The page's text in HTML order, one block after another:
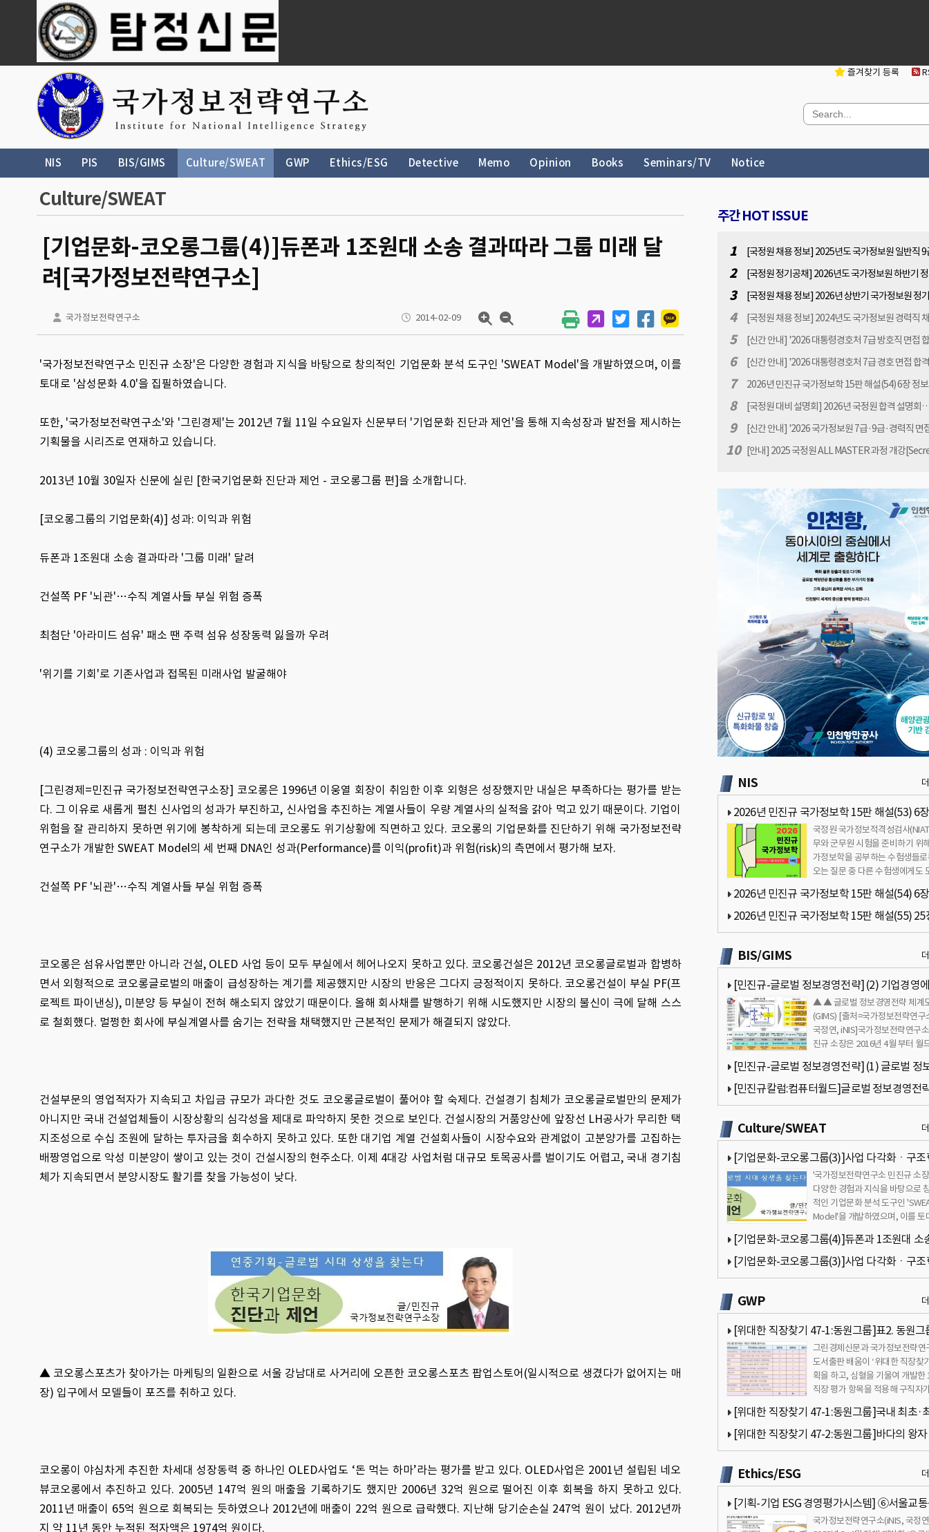
즐겨찾기 등록
NIS PIS BIS/GIMS Culture/SWEAT GWP Ethics/ESG Detective Memo Opinion Books Seminars/TV Notice
Culture/SWEAT
[기업문화-코오롱그룹(4)]듀폰과 1조원대 소송 결과따라 그룹 미래 달
려[국가정보전략연구소]
국가정보전략연구소 2014-02-09
'국가정보전략연구소 민진규 소장'은 다양한 경험과 지식을 바탕으로 창의적인 기업문화 분석 도구인 'SWEAT Model'을 개발하였으며, 이를
토대로 '삼성문화 4.0'을 집필하였습니다.
또한, '국가정보전략연구소'와 '그린경제'는 2012년 7월 11일 수요일자 신문부터 '기업문화 진단과 제언'을 통해 지속성장과 발전을 제시하는
기획물을 시리즈로 연재하고 있습니다.
2013년 10월 30일자 신문에 실린 [한국기업문화 진단과 제언 - 코오롱그룹 편]을 소개합니다.
[코오롱그룹의 기업문화(4)] 성과: 이익과 위험
듀폰과 1조원대 소송 결과따라 '그룹 미래' 달려
건설쪽 PF '뇌관'…수직 계열사들 부실 위험 증폭
최첨단 '아라미드 섬유' 패소 땐 주력 섬유 성장동력 잃을까 우려
'위기를 기회'로 기존사업과 접목된 미래사업 발굴해야
(4) 코오롱그룹의 성과 : 이익과 위험
[그린경제=민진규 국가정보전략연구소장] 코오롱은 1996년 이웅열 회장이 취임한 이후 외형은 성장했지만 내실은 부족하다는 평가를 받는
다. 그 이유로 새롭게 펼친 신사업의 성과가 부진하고, 신사업을 추진하는 계열사들이 우량 계열사의 실적을 갉아 먹고 있기 때문이다. 기업이
위험을 잘 관리하지 못하면 위기에 봉착하게 되는데 코오롱도 위기상황에 직면하고 있다. 코오롱의 기업문화를 진단하기 위해 국가정보전략
연구소가 개발한 SWEAT Model의 세 번째 DNA인 성과(Performance)를 이익(profit)과 위험(risk)의 측면에서 평가해 보자.
건설쪽 PF '뇌관'…수직 계열사들 부실 위험 증폭
코오롱은 섬유사업뿐만 아니라 건설, OLED 사업 등이 모두 부실에서 헤어나오지 못하고 있다. 코오롱건설은 2012년 코오롱글로벌과 합병하
면서 외형적으로 코오롱글로벌의 매출이 급성장하는 계기를 제공했지만 시장의 반응은 그다지 긍정적이지 못하다. 코오롱건설이 부실 PF(프
로젝트 파이낸싱), 미분양 등 부실이 전혀 해소되지 않았기 때문이다. 올해 회사채를 발행하기 위해 시도했지만 시장의 불신이 극에 달해 스스
로 철회했다. 멀쩡한 회사에 부실계열사를 숨기는 전략을 채택했지만 근본적인 문제가 해결되지 않았다.
건설부문의 영업적자가 지속되고 차입금 규모가 과다한 것도 코오롱글로벌이 풀어야 할 숙제다. 건설경기 침체가 코오롱글로벌만의 문제가
아니지만 국내 건설업체들이 시장상황의 심각성을 제대로 파악하지 못한 것으로 보인다. 건설시장의 거품양산에 앞장선 LH공사가 무리한 택
지조성으로 수십 조원에 달하는 투자금을 회수하지 못하고 있다. 또한 대기업 계열 건설회사들이 시장수요와 관계없이 고분양가를 고집하는
배짱영업으로 악성 미분양이 쌓이고 있는 것이 건설시장의 현주소다. 이제 4대강 사업처럼 대규모 토목공사를 벌이기도 어렵고, 국내 경기침
체가 지속되면서 분양시장도 활기를 찾을 가능성이 낮다.
▲ 코오롱스포츠가 찾아가는 마케팅의 일환으로 서울 강남대로 사거리에 오픈한 코오롱스포츠 팝업스토어(일시적으로 생겼다가 없어지는 매
장) 입구에서 모델들이 포즈를 취하고 있다.
코오롱이 야심차게 추진한 차세대 성장동력 중 하나인 OLED사업도 ‘돈 먹는 하마’라는 평가를 받고 있다. OLED사업은 2001년 설립된 네오
뷰코오롱에서 추진하고 있다. 2005년 147억 원의 매출을 기록하기도 했지만 2006년 32억 원으로 떨어진 이후 회복을 하지 못하고 있다.
2011년 매출이 65억 원으로 회복되는 듯하였으나 2012년에 매출이 22억 원으로 급락했다. 지난해 당기순손실 247억 원이 났다. 2012년까
지 약 11년 동안 누적된 적자액은 1974억 원이다.
주간 HOT ISSUE
1
[국정원 채용 정보] 2025년도 국가정보원 일반직 9
용 공고[2025.11.7(금) 14:00 ~ 11.28(금) 14:00]
2
[국정원 정기공채] 2026년도 국가정보원 하반기
채 사전 공고문(원서접수 : 2026.07.13(월). 10:00 ~
3
[국정원 채용 정보] 2026년 상반기 국가정보원 정
공고[원서접수 : 2026.1.12(월) 10:00 ~ 1.30(금)
4
[국정원 채용 정보] 2024년도 국가정보원 경력직
고
5
[신간 안내] '2026 대통령경호처 7급 방호직 면접
이드북 -대통령경호처 면접 완벽 대비' 책 표지 안
6
[신간 안내] '2026 대통령경호처 7급 경호 면접 합
드북 -대통령경호처 면접 완벽 대비' 책 표지 안내
7
2026년 민진규 국가정보학 15판 해설(54) 6장 정
서 생산과 배포 관련 질문
8
[국정원 대비 설명회] 2026년 국정원 합격 설명회
년 07월31일(금) 18:00
9
[신간 안내] '2026 국가정보원 7급·9급·경력직 면
가이드북 - 국정원 면접 완벽 대비' 소개
10 [안내] 2025 국정원 ALL MASTER 과정 개강
NIS
2026년 민진규 국가정보학 15판 해설(53) 6
보보고서 생산과 배포 관련 질문
국정원 국가정보적격성검사
무와 군무원 시험을 준비하기 위
가정보학을 공부하는 수험생들
오는 질문 중 다른 수험생에게도
…
2026년 민진규 국가정보학 15판 해설(54) 6
보보고서 생산과 배포 관련 질문
2026년 민진규 국가정보학 15판 해설(55) 25
BIS/GIMS
[민진규-글로벌 정보경영전략] (2) 기업경영
정보가 필수적으로 요구되는 이유
▲ ▲ 글로벌 정보경영전략 체계
(GIMS) [출처=국가정보전략연구
국정연, iNIS]국가정보전략연구
진규 소장은 2016년 4월 부터 월
[민진규-글로벌 정보경영전략] (1) 글로벌 정
영전략(GIMS)이란 무엇인가?
[민진규칼럼:컴퓨터월드]글로벌 정보경영전
략연구소]
Culture/SWEAT
[기업문화-코오롱그룹(3)]사업 다각화ㆍ구조
진행중…성과는 미진[국가정보전략연구소]
'국가정보전략연구소 민진규 소
다양한 경험과 지식을 바탕으로
적인 기업문화 분석 도구인
Model'을 개발하였으며, 이를 토
[기업문화-코오롱그룹(4)]듀폰과 1조원대 소
과따라 그룹 미래 달려[국가정보전략연구소]
[기업문화-코오롱그룹(3)]사업 다각화ㆍ구조
GWP
[위대한 직장찾기 47-1:동원그룹]표2. 동원그
가대상 기업의 차원별 점수비교[국가정보전략
소]
그린경제신문과 국가정보전략연
도서출판 배움이 ‘위대한 직장찾
획을 하고, 심혈을 기울여 개발한
직장 평가 항목을 적용해 구직자
[위대한 직장찾기 47-1:동원그룹]국내 최초·
의 원양어업기업[국가정보전략연구소]
[위대한 직장찾기 47-2:동원그룹]바다의 왕
소]Ethics/ESG
[기획-기업 ESG 경영평가시스템] ⑥서울교
진단(팔기생태계 모델 적용)국가정보전략연구소(iNIS, 국정